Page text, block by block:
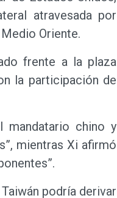
atravesada por
Oriente.
frente a la plaza
la participación de
mandatario chino y
mientras Xi afirmó
podría derivar